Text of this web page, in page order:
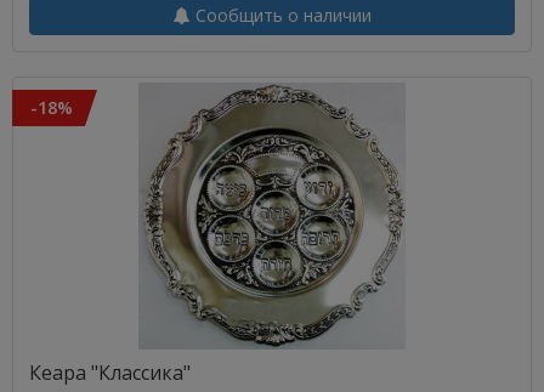
Сообщить о наличии
-18%
Кеара "Классика"